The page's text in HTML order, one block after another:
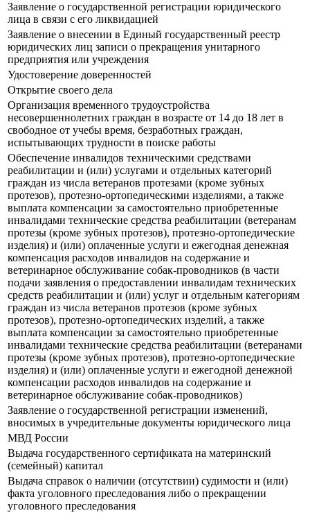
Заявление о государственной регистрации юридического
лица в связи с его ликвидацией
Заявление о внесении в Единый государственный реестр
юридических лиц записи о прекращения унитарного
предприятия или учреждения
Удостоверение доверенностей
Открытие своего дела
Организация временного трудоустройства
несовершеннолетних граждан в возрасте от 14 до 18 лет в
свободное от учебы время, безработных граждан,
испытывающих трудности в поиске работы
Обеспечение инвалидов техническими средствами
реабилитации и (или) услугами и отдельных категорий
граждан из числа ветеранов протезами (кроме зубных
протезов), протезно-ортопедическими изделиями, а также
выплата компенсации за самостоятельно приобретенные
инвалидами технические средства реабилитации (ветеранам
протезы (кроме зубных протезов), протезно-ортопедические
изделия) и (или) оплаченные услуги и ежегодная денежная
компенсация расходов инвалидов на содержание и
ветеринарное обслуживание собак-проводников (в части
подачи заявления о предоставлении инвалидам технических
средств реабилитации и (или) услуг и отдельным категориям
граждан из числа ветеранов протезов (кроме зубных
протезов), протезно-ортопедических изделий, а также
выплата компенсации за самостоятельно приобретенные
инвалидами технические средства реабилитации (ветеранами
протезы (кроме зубных протезов), протезно-ортопедические
изделия) и (или) оплаченные услуги и ежегодной денежной
компенсации расходов инвалидов на содержание и
ветеринарное обслуживание собак-проводников)
Заявление о государственной регистрации изменений,
вносимых в учредительные документы юридического лица
МВД России
Выдача государственного сертификата на материнский
(семейный) капитал
Выдача справок о наличии (отсутствии) судимости и (или)
факта уголовного преследования либо о прекращении
уголовного преследования